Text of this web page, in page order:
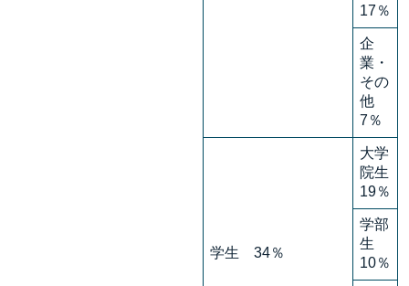
17％
企
業・
その
他
7％
学生 34％
大学
院生
19％
学部
生
10％